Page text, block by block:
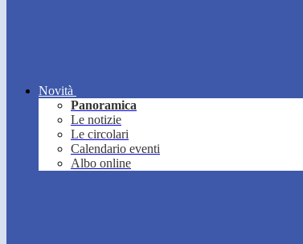
Novità
Panoramica
Le notizie
Le circolari
Calendario eventi
Albo online